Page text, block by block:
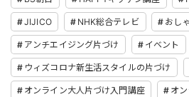
JIJICO NHK総合テレビ おし
アンチエイジング片づけ イベント
ウィズコロナ新生活スタイルの片づけ
オンライン大人片づけ入門講座 オ